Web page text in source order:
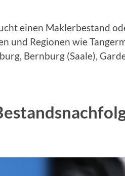
einen Maklerbestand
und Regionen wie
Bernburg (Saale),